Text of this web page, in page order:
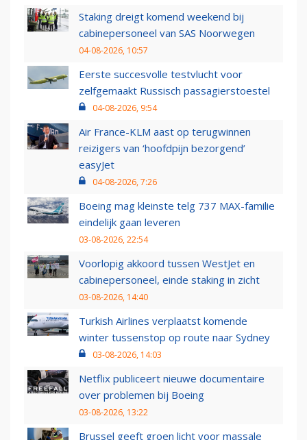
Staking dreigt komend weekend bij
cabinepersoneel van SAS Noorwegen
04-08-2026, 10:57
Eerste succesvolle testvlucht voor
zelfgemaakt Russisch passagierstoestel
04-08-2026, 9:54
Air France-KLM aast op terugwinnen
reizigers van ‘hoofdpijn bezorgend’
easyJet
04-08-2026, 7:26
Boeing mag kleinste telg 737 MAX-familie
eindelijk gaan leveren
03-08-2026, 22:54
Voorlopig akkoord tussen WestJet en
cabinepersoneel, einde staking in zicht
03-08-2026, 14:40
Turkish Airlines verplaatst komende
winter tussenstop op route naar Sydney
03-08-2026, 14:03
Netflix publiceert nieuwe documentaire
over problemen bij Boeing
03-08-2026, 13:22
Brussel geeft groen licht voor massale